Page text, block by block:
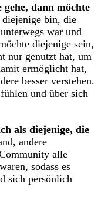
dann möchte
diejenige bin, die
war und
diejenige sein,
nur genutzt hat, um
ermöglicht hat,
besser verstehen.
und über sich
als diejenige, die
andere
alle
sodass es
sich persönlich